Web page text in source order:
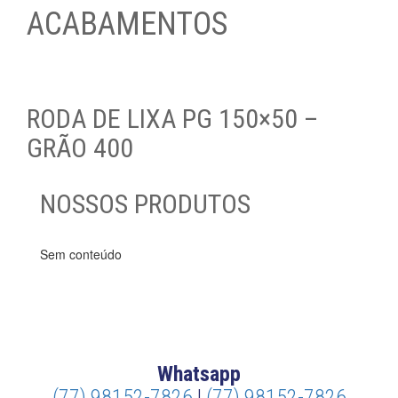
ACABAMENTOS
RODA DE LIXA PG 150×50 –
GRÃO 400
NOSSOS PRODUTOS
Sem conteúdo
Whatsapp